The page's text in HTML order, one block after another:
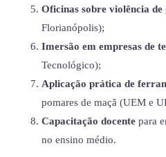
Oficinas sobre violência de
Florianópolis);
Imersão em empresas de
Tecnológico);
Aplicação prática de
pomares de maçã (UEM e
Capacitação docente para
no ensino médio.